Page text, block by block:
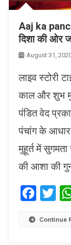
Aaj ka
दिशा की ओर
August 31,
लाइव स्टोरी
काल और शुभ
पंडित वेद
पंचांग के
मुहूर्त में
की आशा की
Continue